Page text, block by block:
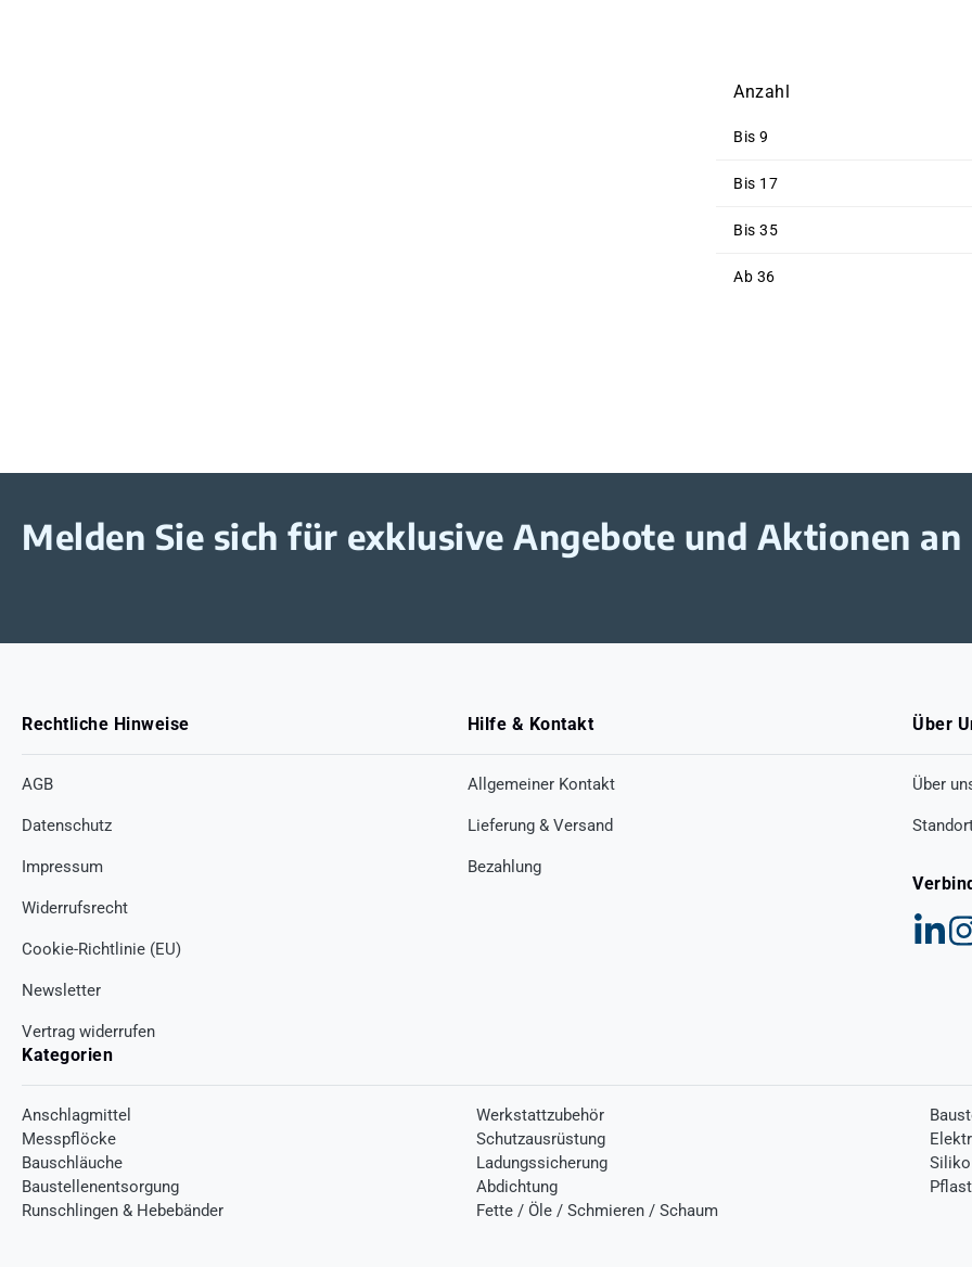
Anzahl
Bis 9
Bis 17
Bis 35
Ab 36
Melden Sie sich für exklusive Angebote und Aktionen an
Rechtliche Hinweise
AGB
Datenschutz
Impressum
Widerrufsrecht
Cookie-Richtlinie (EU)
Newsletter
Vertrag widerrufen
Hilfe & Kontakt
Allgemeiner Kontakt
Lieferung & Versand
Bezahlung
Kategorien
Anschlagmittel Werkstattzubehör
Messpflöcke
Schutzausrüstung
Bauschläuche
Ladungssicherung
Baustellenentsorgung
Abdichtung
Runschlingen & Hebebänder
Fette / Öle / Schmieren / Schaum
Über
Über